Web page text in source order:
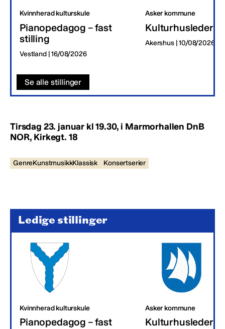
Kvinnherad kulturskule
Pianopedagog – fast
stilling
Vestland | 16/08/2026
Asker kommune
Kulturhusleder
Akershus | 10/08/2026
Se alle stillinger
Tirsdag 23. januar kl 19.30, i Marmorhallen DnB
NOR, Kirkegt. 18
GenreKunstmusikkKlassisk Konsertserier
Ledige stillinger
Kvinnherad kulturskule
Pianopedagog – fast
Asker kommune
Kulturhusleder